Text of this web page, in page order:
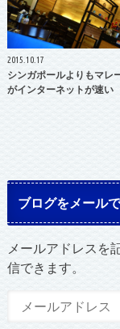
2015.10.17
シンガポールよりもマレ
がインターネットが速い
ブログをメール
メールアドレスを
信できます。